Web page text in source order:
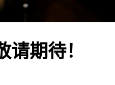
期待！